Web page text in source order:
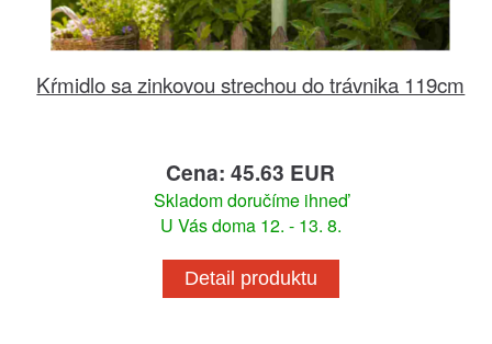
Kŕmidlo sa zinkovou strechou do trávnika 119cm
Cena: 45.63 EUR
Skladom doručíme ihneď
U Vás doma 12. - 13. 8.
Detail produktu